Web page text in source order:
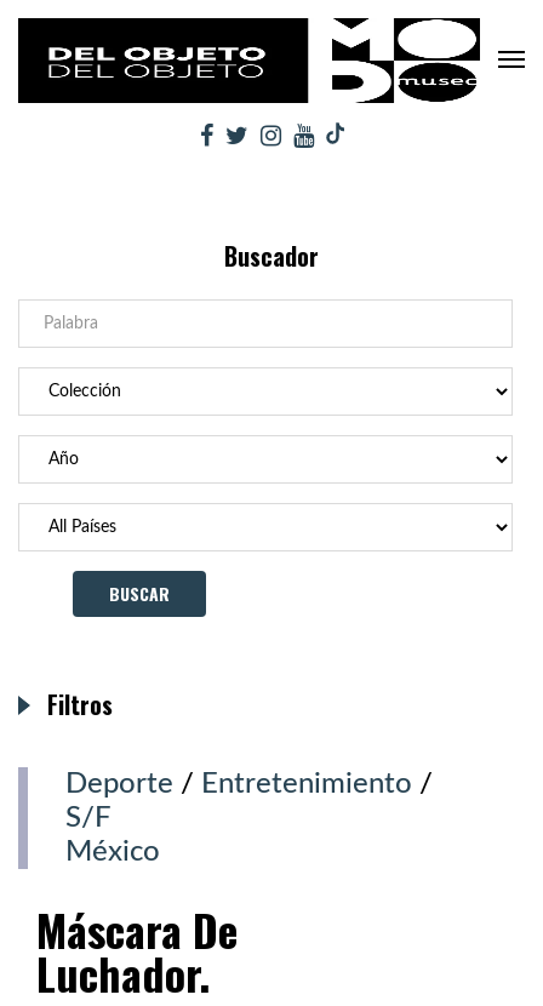
Buscador
Deporte / Entretenimiento /
S/F
México
Máscara De
Luchador.
Filtros